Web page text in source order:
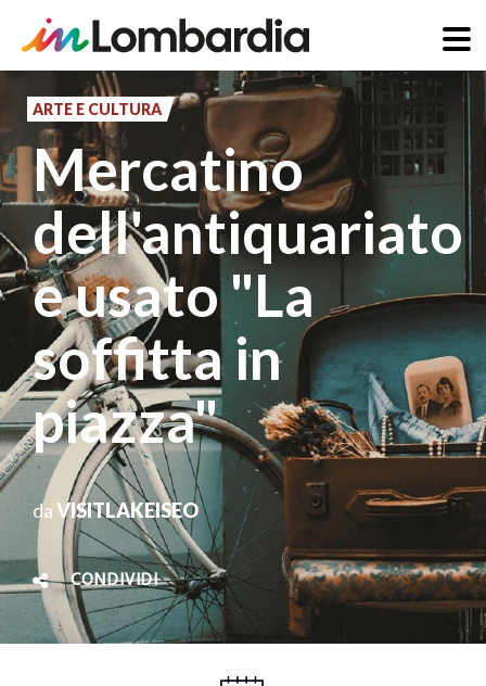
contenuto
principale
ARTE E CULTURA
Mercatino
dell'antiquariato
e usato "La
soffitta in
piazza"
daVISITLAKEISEO
CONDIVIDI